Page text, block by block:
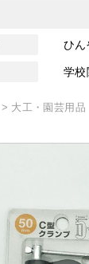
ひん
学校
大工・園芸用品